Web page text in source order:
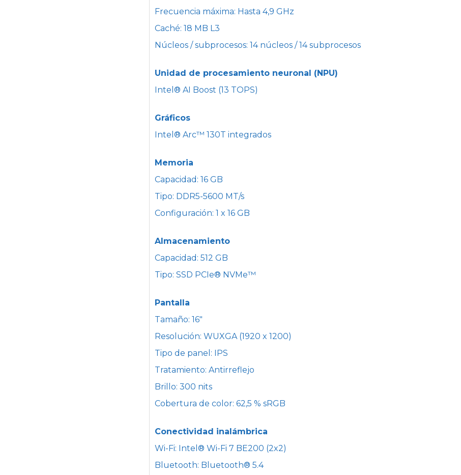
Frecuencia máxima: Hasta 4,9 GHz
Caché: 18 MB L3
Núcleos / subprocesos: 14 núcleos / 14 subprocesos
Unidad de procesamiento neuronal (NPU)
Intel® AI Boost (13 TOPS)
Gráficos
Intel® Arc™ 130T integrados
Memoria
Capacidad: 16 GB
Tipo: DDR5-5600 MT/s
Configuración: 1 x 16 GB
Almacenamiento
Capacidad: 512 GB
Tipo: SSD PCIe® NVMe™
Pantalla
Tamaño: 16"
Resolución: WUXGA (1920 x 1200)
Tipo de panel: IPS
Tratamiento: Antirreflejo
Brillo: 300 nits
Cobertura de color: 62,5 % sRGB
Conectividad inalámbrica
Wi-Fi: Intel® Wi-Fi 7 BE200 (2x2)
Bluetooth: Bluetooth® 5.4